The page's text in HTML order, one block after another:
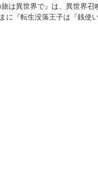
異世界で』は、異世界召
『転生没落王子は『銭